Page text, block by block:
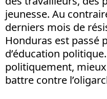
jeunesse. Au
derniers mois de
Honduras est passé
d’éducation
politiquement,
battre contre